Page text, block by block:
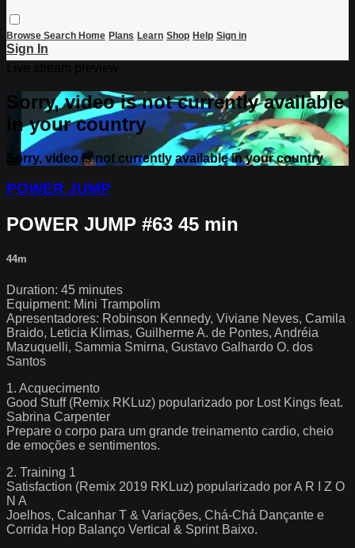
Browse Search Home Plans Learn Shop Help Sign in
Sign In
Sorry, video is not currently available
in your country
Sorry, video is not currently available in your country
POWER JUMP
POWER JUMP #63 45 min
44m
Duration: 45 minutes
Equipment: Mini Trampolim
Apresentadores: Robinson Kennedy, Viviane Neves, Camila
Braido, Leticia Klimas, Guilherme A. de Pontes, Andréia
Mazuquelli, Sammia Smirna, Gustavo Galhardo O. dos
Santos
1. Acquecimento
Good Stuff (Remix RKLuz) popularizado por Lost Kings feat.
Sabrina Carpenter
Prepare o corpo para um grande treinamento cardio, cheio
de emoções e sentimentos.
2. Training 1
Satisfaction (Remix 2019 RKLuz) popularizado por A R I Z O
N A
Joelhos, Calcanhar T & Variações, Chá-Chá Dançante e
Corrida Hop Balanço Vertical & Sprint Baixo.